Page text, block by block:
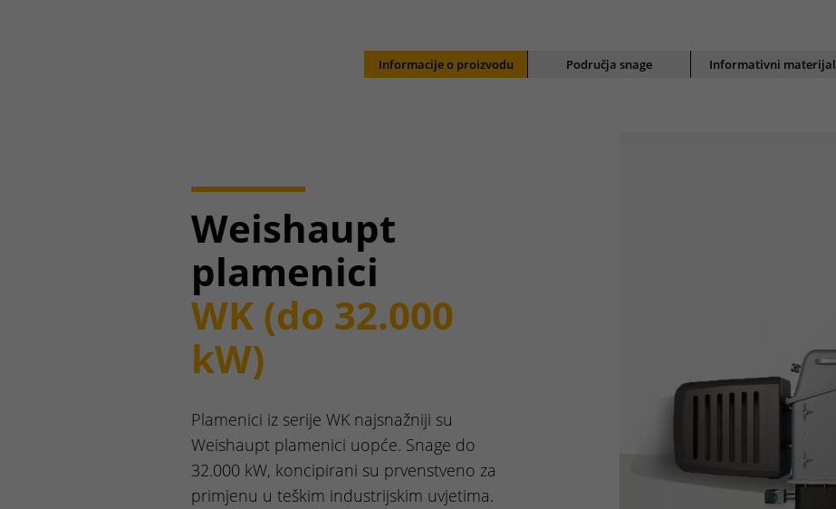
Informacije o proizvodu Područja snage Informativni materijal
Weishaupt
plamenici
WK (do 32.000
kW)
Plamenici iz serije WK najsnažniji su
Weishaupt plamenici uopće. Snage do
32.000 kW, koncipirani su prvenstveno za
primjenu u teškim industrijskim uvjetima.